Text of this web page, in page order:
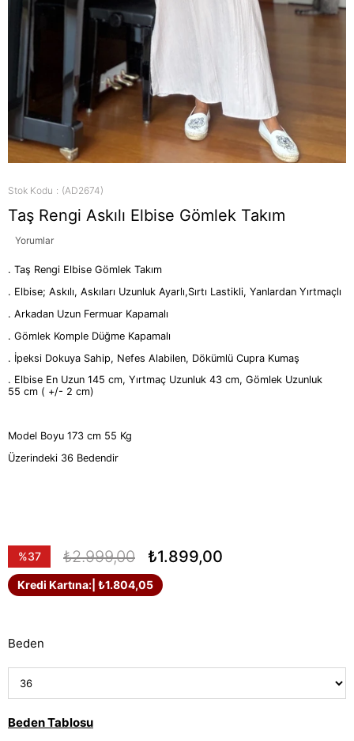
Stok Kodu (AD2674)
Taş Rengi Askılı Elbise Gömlek Takım
Yorumlar
. Taş Rengi Elbise Gömlek Takım
. Elbise; Askılı, Askıları Uzunluk Ayarlı,Sırtı Lastikli, Yanlardan Yırtmaçlı
. Arkadan Uzun Fermuar Kapamalı
. Gömlek Komple Düğme Kapamalı
. İpeksi Dokuya Sahip, Nefes Alabilen, Dökümlü Cupra Kumaş
. Elbise En Uzun 145 cm, Yırtmaç Uzunluk 43 cm, Gömlek Uzunluk
55 cm ( +/- 2 cm)
Model Boyu 173 cm 55 Kg
Üzerindeki 36 Bedendir
%37
İndirim
₺2.999,00 ₺1.899,00
Kredi Kartına: | ₺1.804,05
Beden
Beden Tablosu